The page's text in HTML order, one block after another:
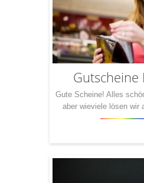
das
Trocknen der
Gutscheine
Gute Scheine! Alles
aber wieviele lösen wir
Kleine Frage: Wieviele
andere verliert man und